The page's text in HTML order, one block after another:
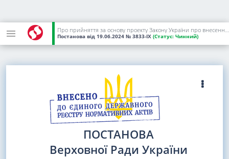
Про прийняття за основу проекту Закону України про внесення змін до Закону України "Про Національне агентство України з питань виявлення, розшуку та управління активами, одержаними від корупційних та інших злочинів" щодо особливостей управління культурними цінностями та іншими активами
Постанова від 19.06.2024 № 3833-IX (Статус: Чинний)
ПОСТАНОВА
Верховної Ради України